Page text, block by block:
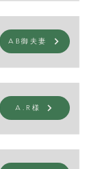
AB御夫妻
A.R様